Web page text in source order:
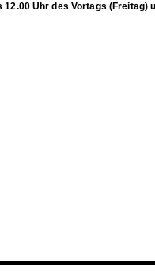
Uhr des Vortags (Freitag)